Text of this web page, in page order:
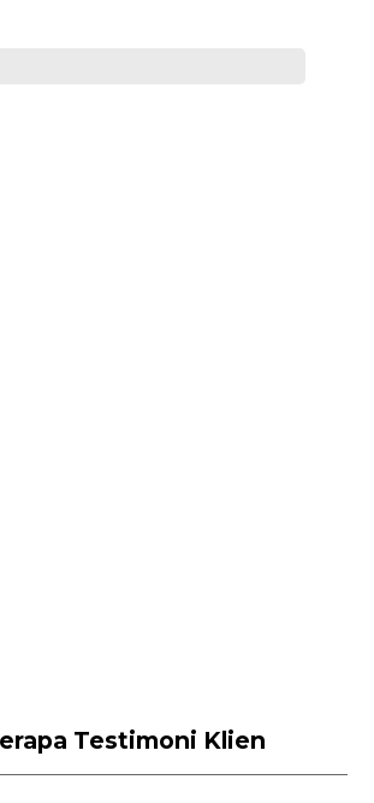
Testimoni Klien